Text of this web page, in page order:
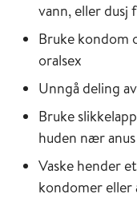
vann, eller dusj
Bruke kondom
oralsex
Unngå deling
Bruke
huden nær
Vaske hender
kondomer